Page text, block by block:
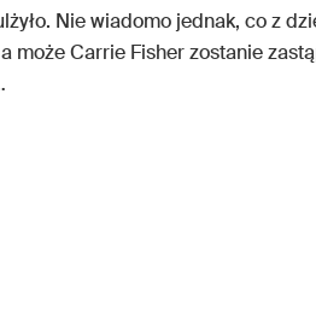
Nie wiadomo jednak, co z
może Carrie Fisher zostanie